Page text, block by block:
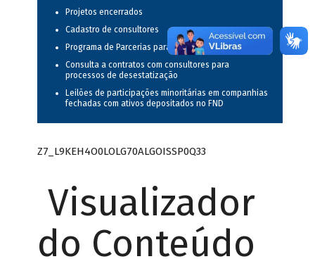
Projetos encerrados
Cadastro de consultores
Programa de Parcerias para Investimentos (PPI)
Consulta a contratos com consultores para
processos de desestatização
Leilões de participações minoritárias em companhias
fechadas com ativos depositados no FND
Z7_L9KEH4O0LOLG70ALGOISSP0Q33
Visualizador
do Conteúdo